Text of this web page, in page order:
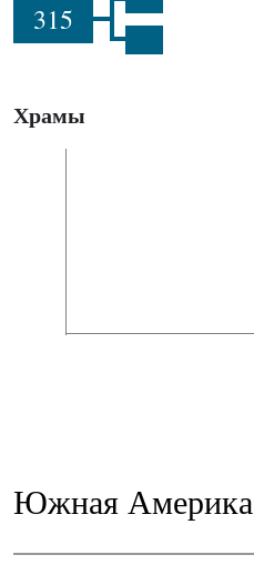
315
Храмы
Южная Америка